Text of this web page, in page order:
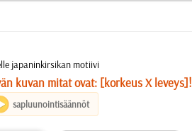
japaninkirsikan motiivi
kuvan mitat ovat: [korkeus X leveys]!
sapluunointisäännöt